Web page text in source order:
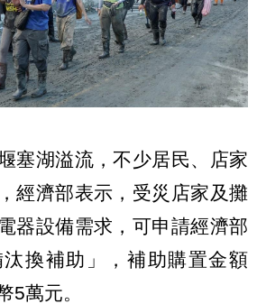
塞湖溢流，不少居民、店家
經濟部表示，受災店家及攤
器設備需求，可申請經濟部
汰換補助」，補助購置金額
5萬元。